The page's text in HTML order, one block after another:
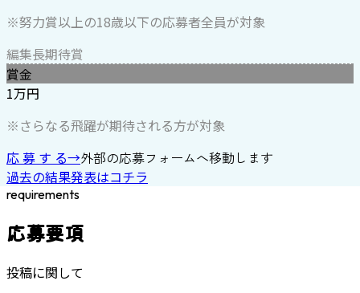
※努力賞以上の18歳以下の応募者全員が対象
編集長期待賞
賞金
1万円
※さらなる飛躍が期待される方が対象
応 募 す る→外部の応募フォームへ移動します
過去の結果発表はコチラ
requirements
応募要項
投稿に関して